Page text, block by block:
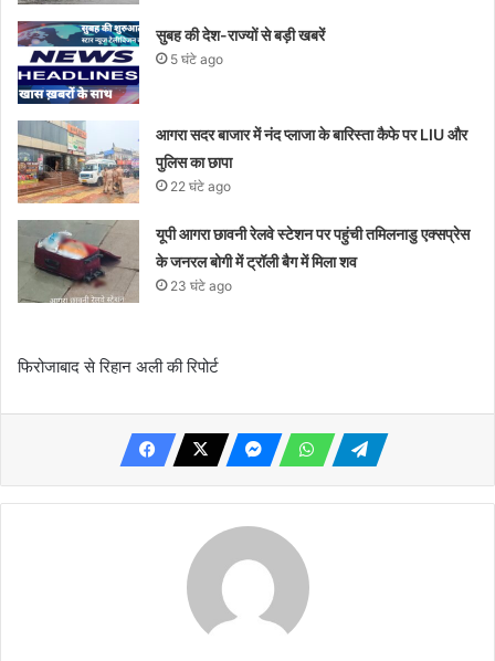
सुबह की देश-राज्यों से बड़ी खबरें
5 घंटे ago
आगरा सदर बाजार में नंद प्लाजा के बारिस्ता कैफे पर LIU और
पुलिस का छापा
22 घंटे ago
यूपी आगरा छावनी रेलवे स्टेशन पर पहुंची तमिलनाडु एक्सप्रेस
के जनरल बोगी में ट्रॉली बैग में मिला शव
23 घंटे ago
फिरोजाबाद से रिहान अली की रिपोर्ट